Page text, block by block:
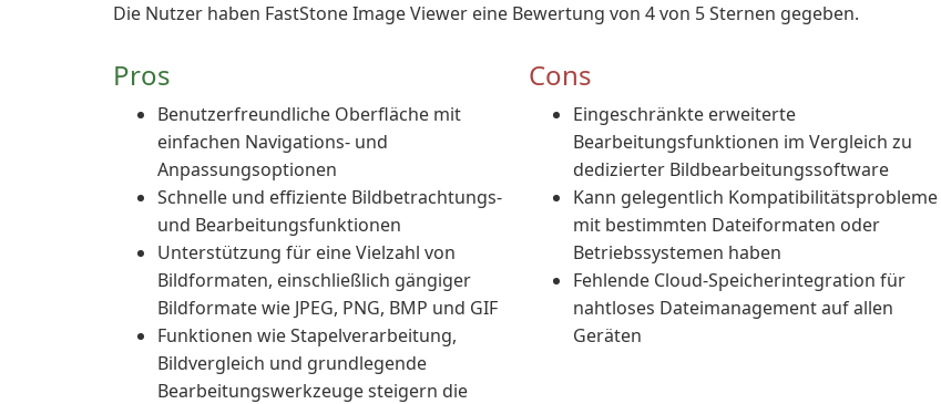
Die Nutzer haben FastStone Image Viewer eine Bewertung von 4 von 5 Sternen gegeben.
Pros
Benutzerfreundliche Oberfläche mit
einfachen Navigations- und
Anpassungsoptionen
Schnelle und effiziente Bildbetrachtungs-
und Bearbeitungsfunktionen
Unterstützung für eine Vielzahl von
Bildformaten, einschließlich gängiger
Bildformate wie JPEG, PNG, BMP und GIF
Funktionen wie Stapelverarbeitung,
Bildvergleich und grundlegende
Bearbeitungswerkzeuge steigern die
Cons
Eingeschränkte erweiterte
Bearbeitungsfunktionen im Vergleich zu
dedizierter Bildbearbeitungssoftware
Kann gelegentlich Kompatibilitätsprobleme
mit bestimmten Dateiformaten oder
Betriebssystemen haben
Fehlende Cloud-Speicherintegration für
nahtloses Dateimanagement auf allen
Geräten